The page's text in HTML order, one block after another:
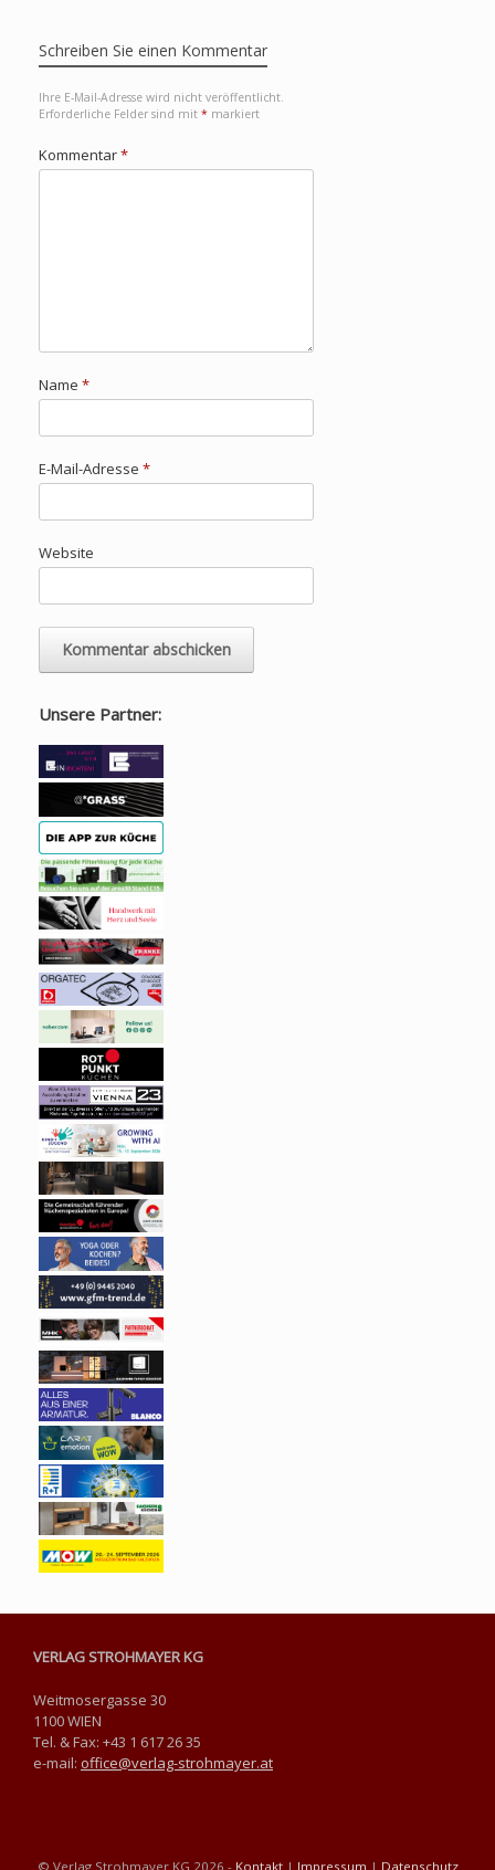
Schreiben Sie einen Kommentar
Ihre E-Mail-Adresse wird nicht veröffentlicht.
Erforderliche Felder sind mit * markiert
Kommentar*
Name *
E-Mail-Adresse *
Website
Unsere Partner:
VERLAG STROHMAYER KG
Weitmosergasse 30
1100 WIEN
Tel. & Fax: +43 1 617 26 35
e-mail: office@verlag-strohmayer.at
© Verlag Strohmayer KG 2026 - Kontakt| Impressum | Datenschutz